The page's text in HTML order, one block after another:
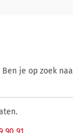
je op zoek